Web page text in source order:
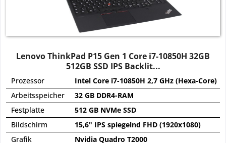
Lenovo ThinkPad P15 Gen 1 Core i7-10850H 32GB
512GB SSD IPS Backlit...
Prozessor
Intel Core i7-10850H 2,7 GHz (Hexa-Core)
Arbeitsspeicher
32 GB DDR4-RAM
Festplatte
512 GB NVMe SSD
Bildschirm
15,6" IPS spiegelnd FHD (1920x1080)
Grafik
Nvidia Quadro T2000